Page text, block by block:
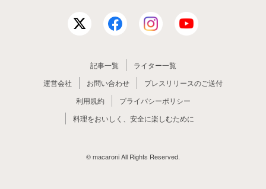
記事一覧
ライター一覧
運営会社
お問い合わせ
プレスリリースのご送付
利用規約
プライバシーポリシー
料理をおいしく、安全に楽しむために
© macaroni All Rights Reserved.